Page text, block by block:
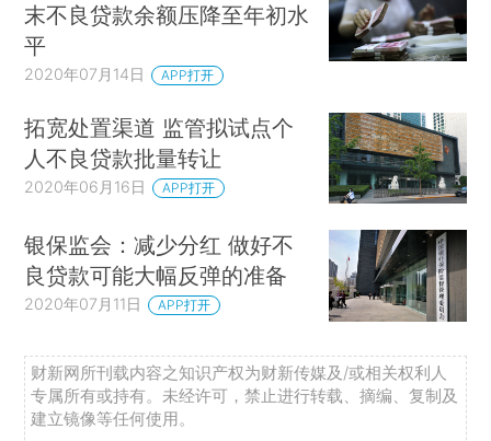
末不良贷款余额压降至年初水
平
2020年07月14日 APP打开
拓宽处置渠道 监管拟试点个
人不良贷款批量转让
2020年06月16日 APP打开
银保监会：减少分红 做好不
良贷款可能大幅反弹的准备
2020年07月11日 APP打开
财新网所刊载内容之知识产权为财新传媒及/或相关权利人
专属所有或持有。未经许可，禁止进行转载、摘编、复制及
建立镜像等任何使用。